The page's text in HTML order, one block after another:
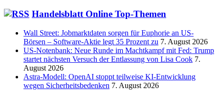
Handelsblatt Online Top-Themen
Wall Street: Jobmarktdaten sorgen für Euphorie an US-
Börsen – Software-Aktie legt 35 Prozent zu 7. August 2026
US-Notenbank: Neue Runde im Machtkampf mit Fed: Trump
startet nächsten Versuch der Entlassung von Lisa Cook 7.
August 2026
Astra-Modell: OpenAI stoppt teilweise KI-Entwicklung
wegen Sicherheitsbedenken 7. August 2026